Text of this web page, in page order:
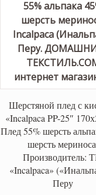
Шерстяной плед с
«Incalpaca PP-25″
Плед 55% шерсть
шерсть
Производитель:
«Incalpaca»
Перу